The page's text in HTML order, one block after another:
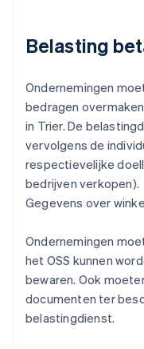
Belasting
Ondernemingen
bedragen
in Trier. De
vervolgens de
respectievelijke
bedrijven verkopen).
Gegevens over
Ondernemingen
het OSS kunnen
bewaren. Ook
documenten ter
belastingdienst.